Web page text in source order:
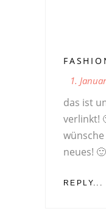
1.
das ist
verlinkt!
neues! 🙂
REPLY...